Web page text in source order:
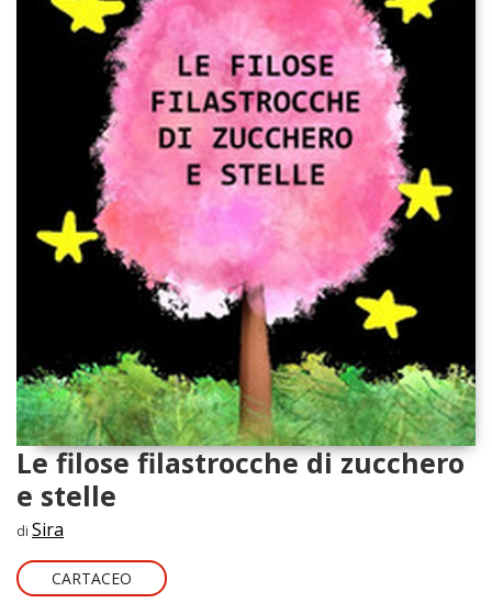
Le filose filastrocche di zucchero
e stelle
di Sira
CARTACEO